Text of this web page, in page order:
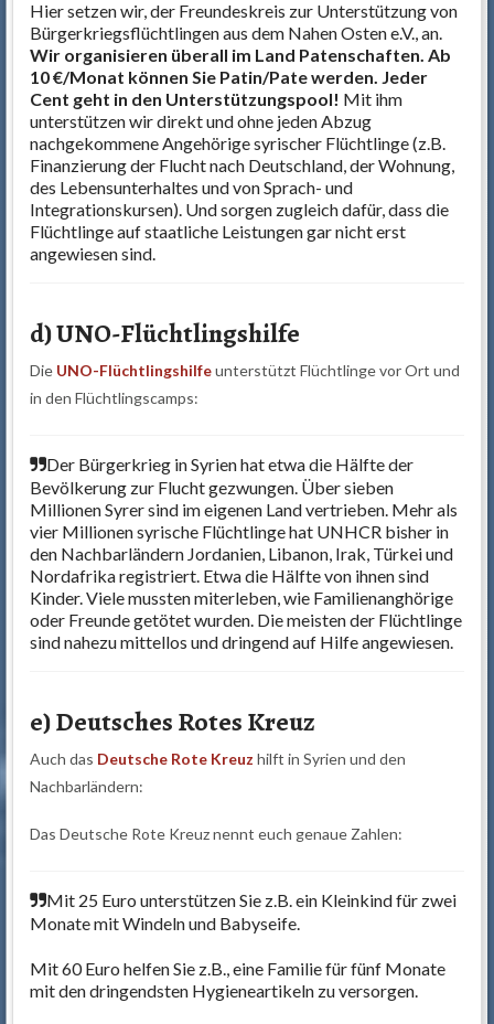
Hier setzen wir, der Freundeskreis zur Unterstützung von
Bürgerkriegsflüchtlingen aus dem Nahen Osten e.V., an.
Wir organisieren überall im Land Patenschaften. Ab
10 €/Monat können Sie Patin/Pate werden. Jeder
Cent geht in den Unterstützungspool! Mit ihm
unterstützen wir direkt und ohne jeden Abzug
nachgekommene Angehörige syrischer Flüchtlinge (z.B.
Finanzierung der Flucht nach Deutschland, der Wohnung,
des Lebensunterhaltes und von Sprach- und
Integrationskursen). Und sorgen zugleich dafür, dass die
Flüchtlinge auf staatliche Leistungen gar nicht erst
angewiesen sind.
d) UNO-Flüchtlingshilfe
Die UNO-Flüchtlingshilfeunterstützt Flüchtlinge vor Ort und
in den Flüchtlingscamps:
Der Bürgerkrieg in Syrien hat etwa die Hälfte der
Bevölkerung zur Flucht gezwungen. Über sieben
Millionen Syrer sind im eigenen Land vertrieben. Mehr als
vier Millionen syrische Flüchtlinge hat UNHCR bisher in
den Nachbarländern Jordanien, Libanon, Irak, Türkei und
Nordafrika registriert. Etwa die Hälfte von ihnen sind
Kinder. Viele mussten miterleben, wie Familienanghörige
oder Freunde getötet wurden. Die meisten der Flüchtlinge
sind nahezu mittellos und dringend auf Hilfe angewiesen.
e) Deutsches Rotes Kreuz
Auch das Deutsche Rote Kreuz hilft in Syrien und den
Nachbarländern:
Das Deutsche Rote Kreuz nennt euch genaue Zahlen:
Mit 25 Euro unterstützen Sie z.B. ein Kleinkind für zwei
Monate mit Windeln und Babyseife.
Mit 60 Euro helfen Sie z.B., eine Familie für fünf Monate
mit den dringendsten Hygieneartikeln zu versorgen.